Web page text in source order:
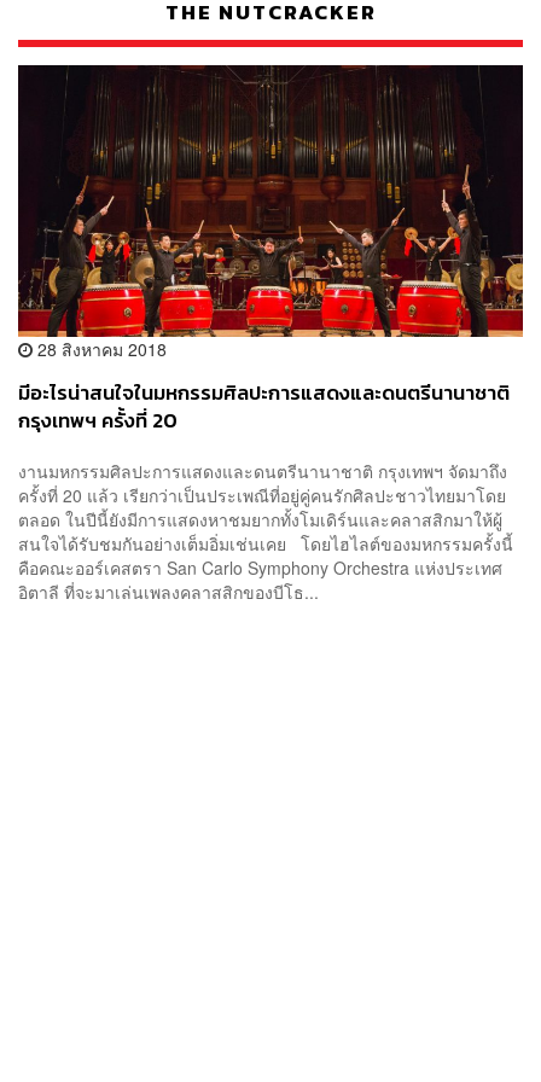
THE NUTCRACKER
28 สิงหาคม 2018
มีอะไรน่าสนใจในมหกรรมศิลปะการแสดงและดนตรีนานาชาติ
กรุงเทพฯ ครั้งที่ 20
งานมหกรรมศิลปะการแสดงและดนตรีนานาชาติ กรุงเทพฯ จัดมาถึง
ครั้งที่ 20 แล้ว เรียกว่าเป็นประเพณีที่อยู่คู่คนรักศิลปะชาวไทยมาโดย
ตลอด ในปีนี้ยังมีการแสดงหาชมยากทั้งโมเดิร์นและคลาสสิกมาให้ผู้
สนใจได้รับชมกันอย่างเต็มอิ่มเช่นเคย โดยไฮไลต์ของมหกรรมครั้งนี้
คือคณะออร์เคสตรา San Carlo Symphony Orchestra แห่งประเทศ
อิตาลี ที่จะมาเล่นเพลงคลาสสิกของบีโธ...